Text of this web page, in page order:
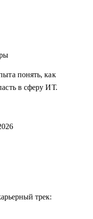
с выбором, я проведу
профессии в
понять, как
в сферу ИТ.
трек: